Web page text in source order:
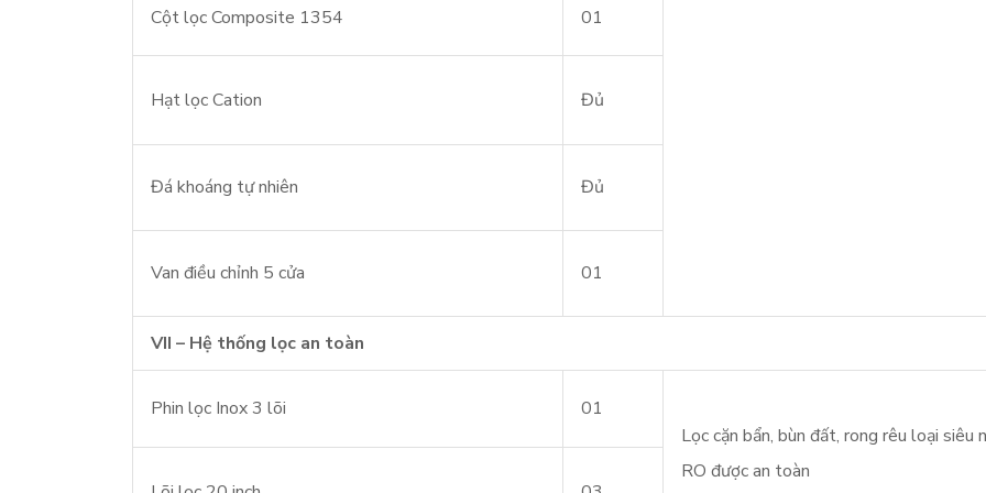
Cột lọc Composite 1354 01
Hạt lọc Cation Đủ
Đá khoáng tự nhiên Đủ
Van điều chỉnh 5 cửa 01
VII – Hệ thống lọc an toàn
Phin lọc Inox 3 lõi
01
Lọc cặn bẩn, bùn đất, rong rêu loại siêu
RO được an toàn